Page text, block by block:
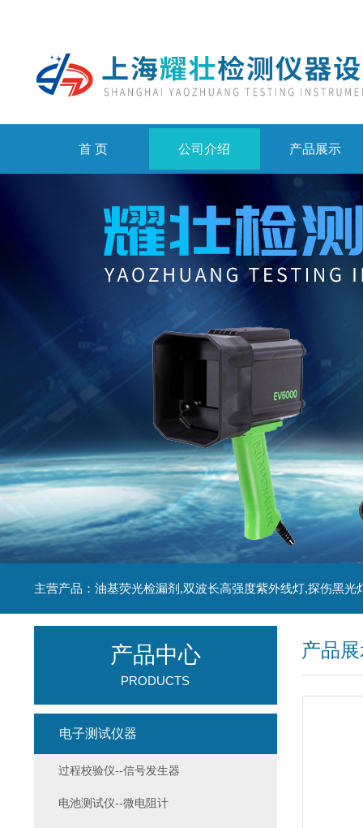
首 页 公司介绍 产品展示
主营产品：油基荧光检漏剂,双波长高强度紫外线灯,探伤黑光
产品
产品中心
PRODUCTS
电子测试仪器
过程校验仪--信号发生器
电池测试仪--微电阻计